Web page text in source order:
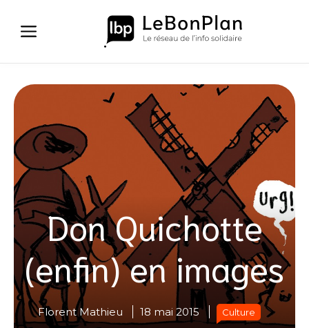
contenu
Don Quichotte
(enfin) en images
Florent Mathieu 18 mai 2015 Culture